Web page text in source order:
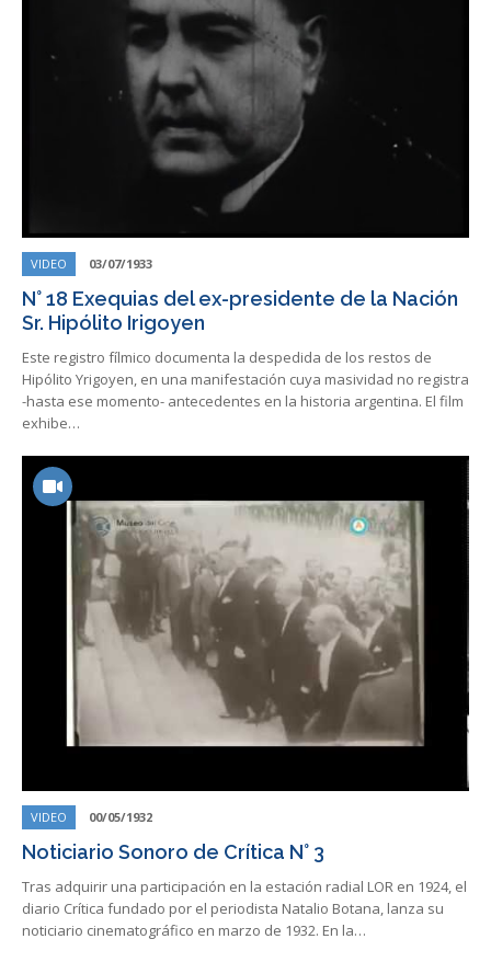
VIDEO 03/07/1933
N° 18 Exequias del ex-presidente de la Nación
Sr. Hipólito Irigoyen
Este registro fílmico documenta la despedida de los restos de
Hipólito Yrigoyen, en una manifestación cuya masividad no registra
-hasta ese momento- antecedentes en la historia argentina. El film
exhibe…
VIDEO 00/05/1932
Noticiario Sonoro de Crítica N° 3
Tras adquirir una participación en la estación radial LOR en 1924, el
diario Crítica fundado por el periodista Natalio Botana, lanza su
noticiario cinematográfico en marzo de 1932. En la…